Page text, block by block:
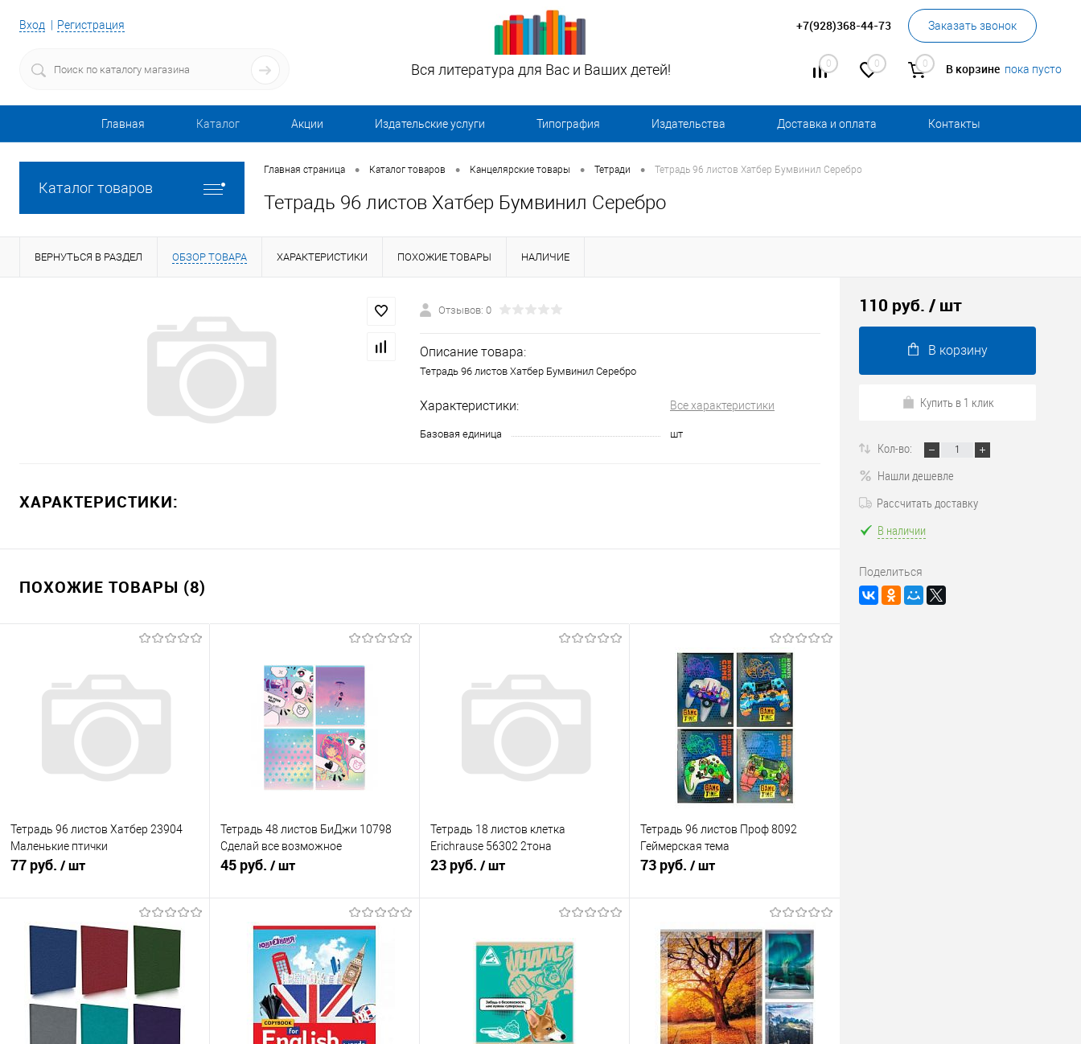
Вход Регистрация +7(928)368-44-73 Заказать звонок
0 0 0 В корзине пока пусто
Вся литература для Вас и Ваших детей!
Главная Каталог Акции Издательские услуги Типография Издательства Доставка и оплата Контакты
Каталог товаров
Главная страница • Каталог товаров • Канцелярские товары • Тетради • Тетрадь 96 листов Хатбер Бумвинил Серебро
Тетрадь 96 листов Хатбер Бумвинил Серебро
ВЕРНУТЬСЯ В РАЗДЕЛ ОБЗОР ТОВАРА ХАРАКТЕРИСТИКИ ПОХОЖИЕ ТОВАРЫ НАЛИЧИЕ
Отзывов: 0
Описание товара:
Тетрадь 96 листов Хатбер Бумвинил Серебро
Характеристики: Все характеристики
Базовая единица шт
ХАРАКТЕРИСТИКИ:
ПОХОЖИЕ ТОВАРЫ (8)
Тетрадь 96 листов Хатбер 23904
Маленькие птички
77 руб. / шт
В корзину
Купить в 1 клик
К сравнению
В избранное
В наличии
Тетрадь 48 листов БиДжи 10798
Сделай все возможное
45 руб. / шт
Подписаться
Купить в 1 клик
К сравнению
В избранное
Недоступно
Тетрадь 18 листов клетка
Erichrause 56302 2тона
23 руб. / шт
Купить в 1 клик
К сравнению
В избранное
Недоступно
Тетрадь 96 листов Проф 8092
Геймерская тема
73 руб. / шт
Купить в 1 клик
К сравнению
В избранное
Недоступно
110 руб. / шт
В корзину
Купить в 1 клик
Кол-во:
Нашли дешевле
Рассчитать доставку
В наличии
Поделиться